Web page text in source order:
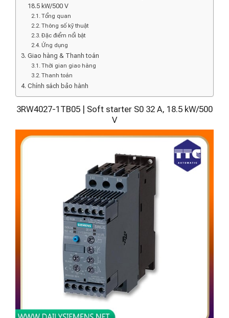
18.5 kW/500 V
Tổng quan
Thông số kỹ thuật
Đặc điểm nổi bật
Ứng dụng
Giao hàng & Thanh toán
Thời gian giao hàng
Thanh toán
Chính sách bảo hành
3RW4027-1TB05 | Soft starter S0 32 A, 18.5 kW/500
V